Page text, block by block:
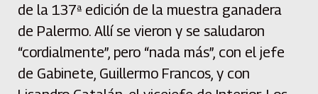
de la 137ª edición de la muestra ganadera
de Palermo. Allí se vieron y se saludaron
“cordialmente”, pero “nada más”, con el jefe
de Gabinete, Guillermo Francos, y con